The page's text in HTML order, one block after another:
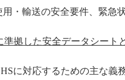
・輸送の安全要件、緊急
準拠した安全データシート
に対応するための主な義